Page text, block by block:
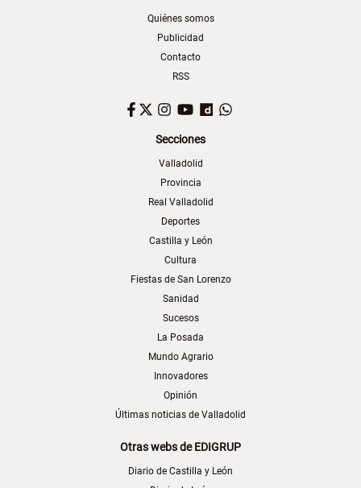
Quiénes somos
Publicidad
Contacto
RSS
Facebook
TwitterInstagram
YouTubeDailymotion
Secciones
Valladolid
Provincia
Real Valladolid
Deportes
Castilla y León
Cultura
Fiestas de San Lorenzo
Sanidad
Sucesos
La Posada
Mundo Agrario
Innovadores
Opinión
Últimas noticias de Valladolid
Otras webs de EDIGRUP
Diario de Castilla y León